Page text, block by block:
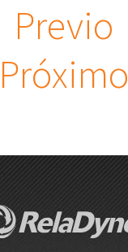
Previo
Próximo